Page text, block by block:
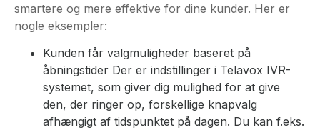
smartere og mere effektive for dine kunder. Her er
nogle eksempler:
Kunden får valgmuligheder baseret på
åbningstider Der er indstillinger i Telavox IVR-
systemet, som giver dig mulighed for at give
den, der ringer op, forskellige knapvalg
afhængigt af tidspunktet på dagen. Du kan f.eks.